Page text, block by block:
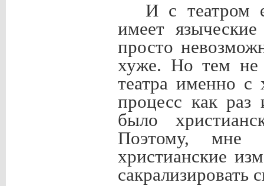
И с театром
имеет
просто
хуже. Но тем не
театра именно с
процесс как
было
Поэтому, мне
христианские
сакрализировать